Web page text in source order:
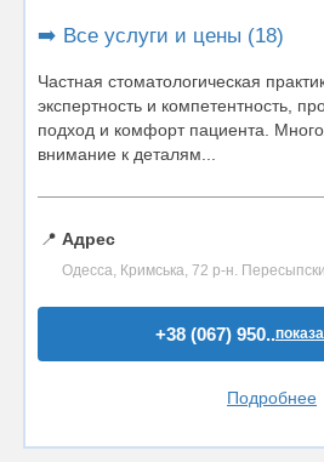
➡️ Все услуги и цены (18)
Частная стоматологическая
экспертность и компетентность,
подход и комфорт пациента.
внимание к деталям...
📍 Адрес
Одесса, Кримська, 72 р-н.
+38 (067) 950..
Подробнее